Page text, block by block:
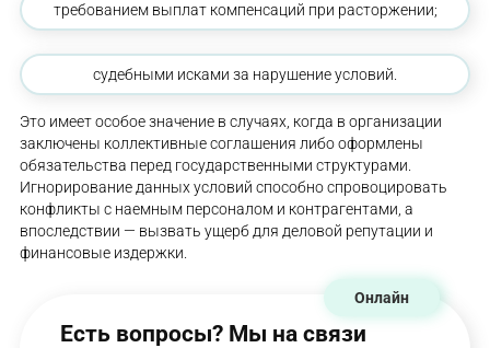
требованием выплат компенсаций при расторжении;
судебными исками за нарушение условий.
Это имеет особое значение в случаях, когда в организации
заключены коллективные соглашения либо оформлены
обязательства перед государственными структурами.
Игнорирование данных условий способно спровоцировать
конфликты с наемным персоналом и контрагентами, а
впоследствии — вызвать ущерб для деловой репутации и
финансовые издержки.
Есть вопросы? Мы на связи
Онлайн